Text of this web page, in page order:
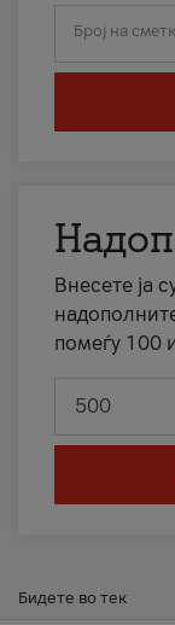
Број на
Внесете ја
помеѓу 100
Бидете во тек